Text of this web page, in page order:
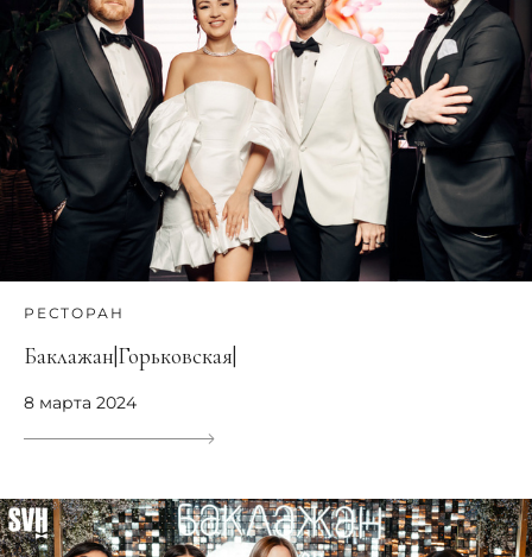
РЕСТОРАН
Баклажан|Горьковская|
8 марта 2024